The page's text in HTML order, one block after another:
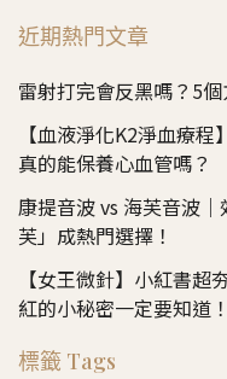
近期熱門文章
雷射打完會反黑嗎？5
【血液淨化K2淨血療
真的能保養心血管嗎？
康提音波 vs 海芙音波
芙」成熱門選擇！
【女王微針】小紅書
紅的小秘密一定要知道！
標籤 Tags